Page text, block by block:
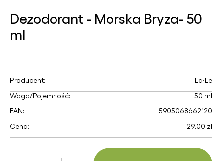
Dezodorant - Morska Bryza- 50
ml
Producent:
La∙Le
Waga/Pojemność:
50 ml
EAN:
5905068662120
Cena:
29,00 zł